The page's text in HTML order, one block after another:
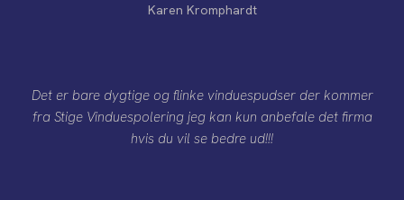
Karen Kromphardt
Det er bare dygtige og flinke vinduespudser der kommer
fra Stige Vinduespolering jeg kan kun anbefale det firma
hvis du vil se bedre ud!!!